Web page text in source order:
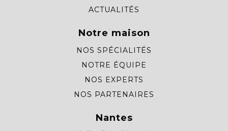
ACTUALITÉS
Notre maison
NOS SPÉCIALITÉS
NOTRE ÉQUIPE
NOS EXPERTS
NOS PARTENAIRES
Nantes